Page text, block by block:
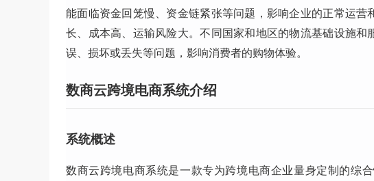
能面临资金回笼慢、资金链紧张等问题，影响企业的正常运
长、成本高、运输风险大。不同国家和地区的物流基础设施
误、损坏或丢失等问题，影响消费者的购物体验。
数商云跨境电商系统介绍
系统概述
数商云跨境电商系统是一款专为跨境电商企业量身定制的综